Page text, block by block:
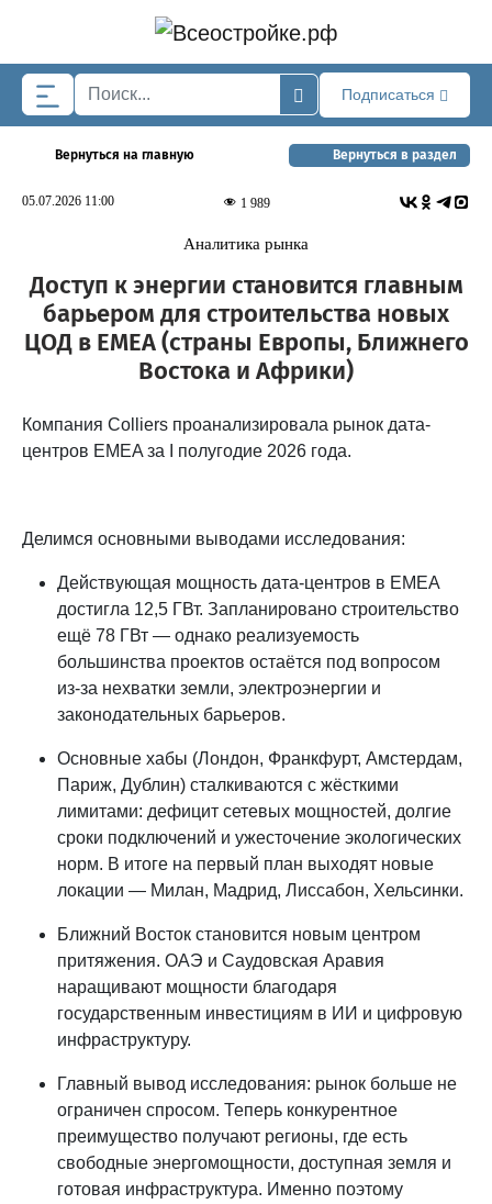
Подписаться
Вернуться на главную Вернуться в раздел
05.07.2026 11:00 1 989
Аналитика рынка
Доступ к энергии становится главным
барьером для строительства новых
ЦОД в EMEA (страны Европы, Ближнего
Востока и Африки)
Компания Colliers проанализировала рынок дата-
центров EMEA за I полугодие 2026 года.
Делимся основными выводами исследования:
Действующая мощность дата-центров в EMEA
достигла 12,5 ГВт. Запланировано строительство
ещё 78 ГВт — однако реализуемость
большинства проектов остаётся под вопросом
из‑за нехватки земли, электроэнергии и
законодательных барьеров.
Основные хабы (Лондон, Франкфурт, Амстердам,
Париж, Дублин) сталкиваются с жёсткими
лимитами: дефицит сетевых мощностей, долгие
сроки подключений и ужесточение экологических
норм. В итоге на первый план выходят новые
локации — Милан, Мадрид, Лиссабон, Хельсинки.
Ближний Восток становится новым центром
притяжения. ОАЭ и Саудовская Аравия
наращивают мощности благодаря
государственным инвестициям в ИИ и цифровую
инфраструктуру.
Главный вывод исследования: рынок больше не
ограничен спросом. Теперь конкурентное
преимущество получают регионы, где есть
свободные энергомощности, доступная земля и
готовая инфраструктура. Именно поэтому